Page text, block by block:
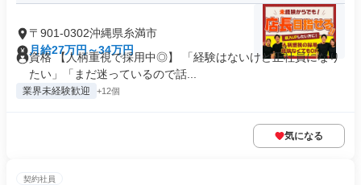
〒901-0302沖縄県糸満市
月給27万円～34万円
資格 【人柄重視で採用中◎】 「経験はないけど正社員になり
たい」「まだ迷っているので話...
業界未経験歓迎 +12個
気になる
契約社員